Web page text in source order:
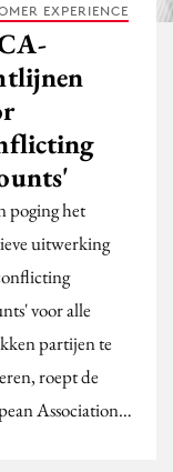
EXPERIENCE
poging het
uitwerking
voor alle
partijen te
roept de
Association…